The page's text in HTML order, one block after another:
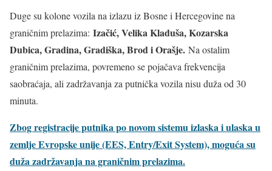
Duge su kolone vozila na izlazu iz Bosne i Hercegovine na
graničnim prelazima: Izačić, Velika Kladuša, Kozarska
Dubica, Gradina, Gradiška, Brod i Orašje. Na ostalim
graničnim prelazima, povremeno se pojačava frekvencija
saobraćaja, ali zadržavanja za putnička vozila nisu duža od 30
minuta.
Zbog registracije putnika po novom sistemu izlaska i ulaska u
zemlje Evropske unije (EES, Entry/Exit System), moguća su
duža zadržavanja na graničnim prelazima.